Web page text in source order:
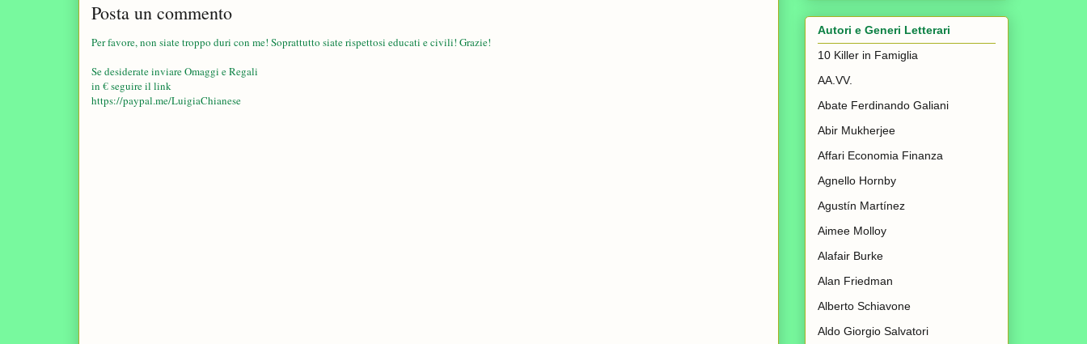
Posta un commento
Per favore, non siate troppo duri con me! Soprattutto siate rispettosi educati e civili! Grazie!
Se desiderate inviare Omaggi e Regali
in € seguire il link
https://paypal.me/LuigiaChianese
Autori e Generi Letterari
10 Killer in Famiglia
AA.VV.
Abate Ferdinando Galiani
Abir Mukherjee
Affari Economia Finanza
Agnello Hornby
Agustín Martínez
Aimee Molloy
Alafair Burke
Alan Friedman
Alberto Schiavone
Aldo Giorgio Salvatori